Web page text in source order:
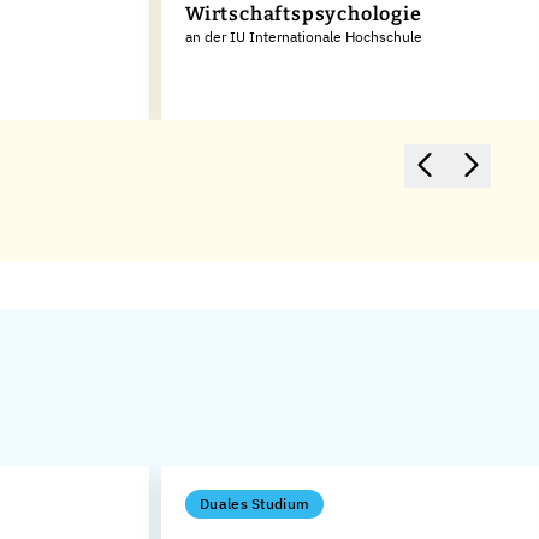
Wirtschaftspsychologie
an der IU Internationale Hochschule
Duales Studium